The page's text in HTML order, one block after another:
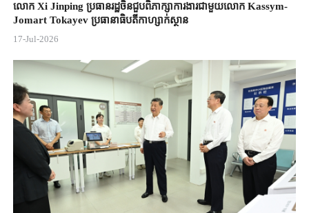
លោក Xi Jinping ប្រធានរដ្ឋចិន​ជួបពិភាក្សា​ការងារជាមួយ​លោក Kassym-
Jomart ​Tokayev ​ប្រធានាធិបតី​កាហ្សាក់ស្ថាន​
17-Jul-2026